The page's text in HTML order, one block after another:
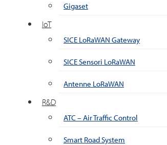
Gigaset
IoT
SICE LoRaWAN Gateway
SICE Sensori LoRaWAN
Antenne LoRaWAN
R&D
ATC – Air Traffic Control
Smart Road System